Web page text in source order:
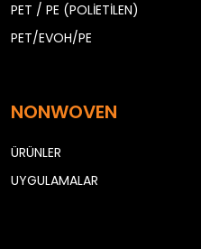
PET / PE (POLİETİLEN)
PET/EVOH/PE
NONWOVEN
ÜRÜNLER
UYGULAMALAR